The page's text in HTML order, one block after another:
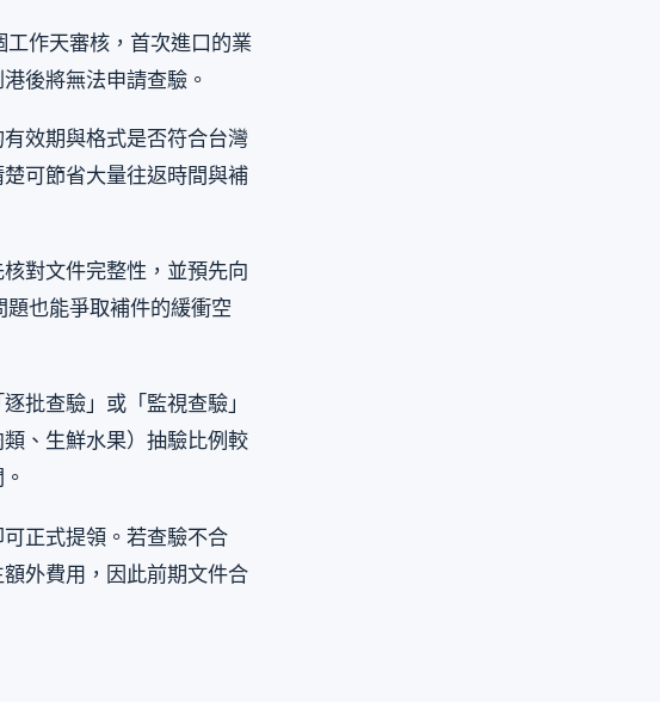
作天審核，首次進口的業
後將無法申請查驗。
效期與格式是否符合台灣
可節省大量往返時間與補
對文件完整性，並預先向
也能爭取補件的緩衝空
批查驗」或「監視查驗」
、生鮮水果）抽驗比例較
正式提領。若查驗不合
外費用，因此前期文件合